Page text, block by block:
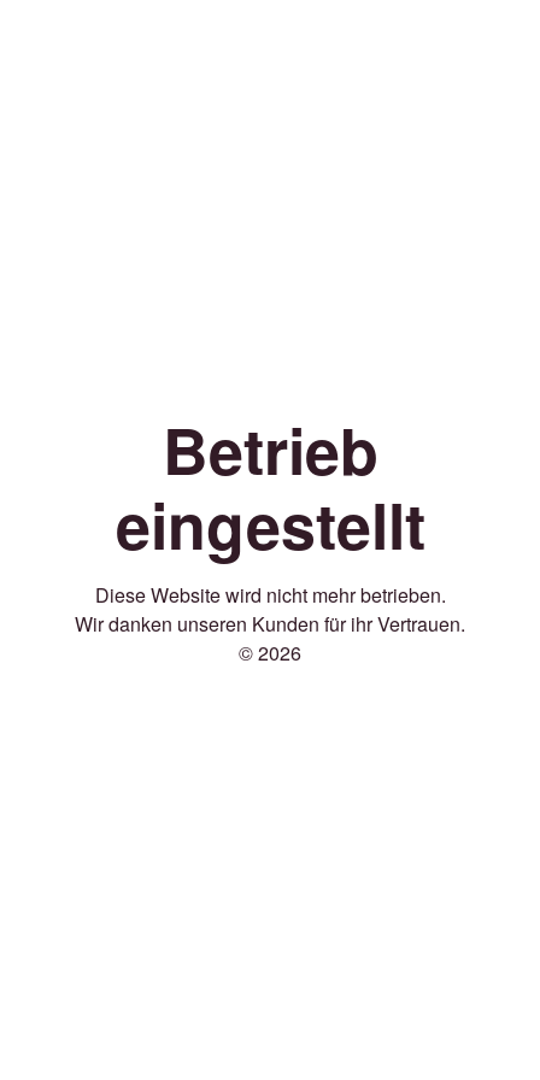
Betrieb
eingestellt
Diese Website wird nicht mehr betrieben.
Wir danken unseren Kunden für ihr Vertrauen.
© 2026